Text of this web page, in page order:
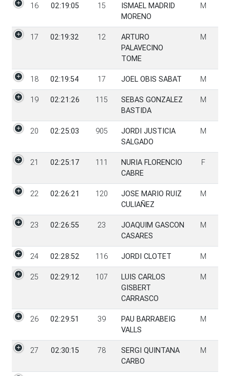
16 02:19:05 15
ISMAEL MADRID
MORENO
M
17 02:19:32 12
ARTURO
PALAVECINO
TOME
M
18 02:19:54 17 JOEL OBIS SABAT M
19 02:21:26 115
SEBAS GONZALEZ
BASTIDA
M
20 02:25:03 905
JORDI JUSTICIA
SALGADO
M
21 02:25:17 111
NURIA FLORENCIO
CABRE
F
22 02:26:21 120
JOSE MARIO RUIZ
CULIAÑEZ
M
23 02:26:55 23
JOAQUIM GASCON
CASARES
M
24 02:28:52 116 JORDI CLOTET M
25 02:29:12 107
LUIS CARLOS
GISBERT
CARRASCO
M
26 02:29:51 39
PAU BARRABEIG
VALLS
M
27 02:30:15 78
SERGI QUINTANA
CARBO
M